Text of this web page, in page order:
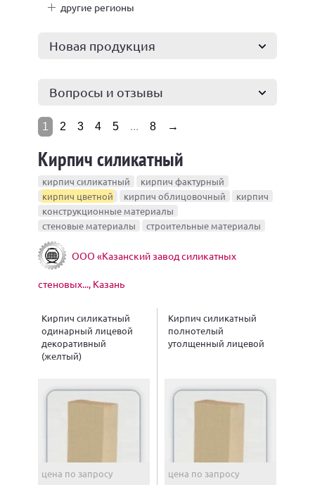
другие регионы
Новая продукция
Вопросы и отзывы
1 2 3 4 5 ... 8 →
Кирпич силикатный
кирпич силикатный
кирпич фактурный
кирпич цветной
кирпич облицовочный
кирпич
конструкционные материалы
стеновые материалы
строительные материалы
ООО «Казанский завод силикатных
стеновых..., Казань
Кирпич силикатный
одинарный лицевой
декоративный
(желтый)
цена по запросу
Кирпич силикатный
полнотелый
утолщенный лицевой
цена по запросу